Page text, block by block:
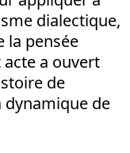
dialectique,
la pensée
a ouvert
de
de